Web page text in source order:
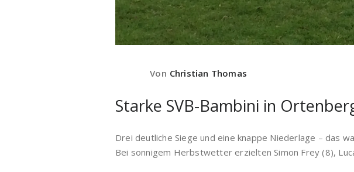
Von Christian Thomas
Starke SVB-Bambini in
Drei deutliche Siege und eine knappe Niederlage – das
Bei sonnigem Herbstwetter erzielten Simon Frey (8),